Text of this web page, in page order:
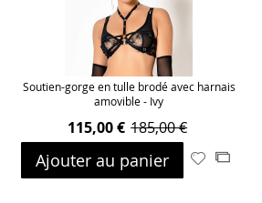
Soutien-gorge en tulle brodé avec harnais
amovible - Ivy
115,00 € 185,00 €
Ajouter au panier
AjouterAjouter